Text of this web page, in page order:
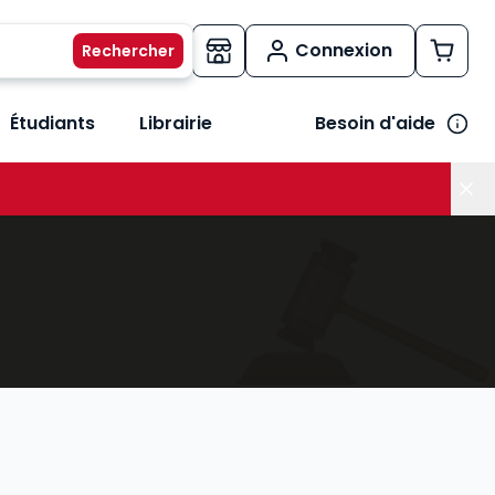
Connexion
métiers
le sous-menu Vos besoins
Étudiants Librairie Besoin d'aide